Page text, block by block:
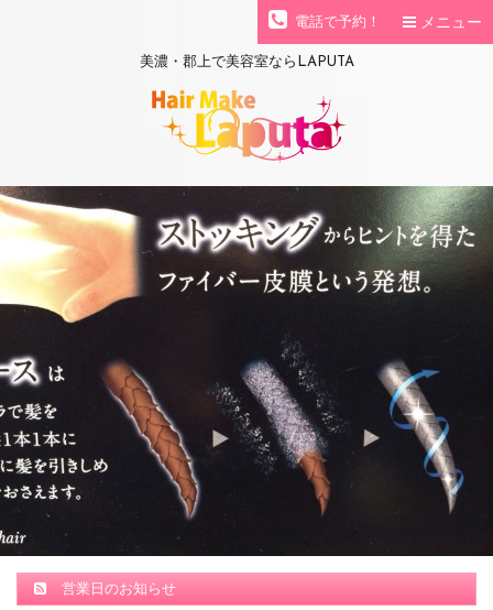
メニュー
電話で予約！
美濃・郡上で美容室ならLAPUTA
営業日のお知らせ